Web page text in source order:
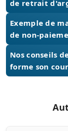
de retrait
Exemple de
de non-
Nos conseils
forme son